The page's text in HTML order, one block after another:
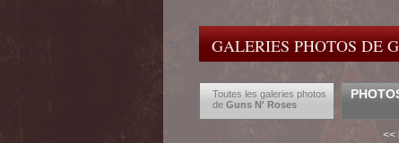
GALERIES PHOTOS DE
Toutes les galeries photos
de Guns N' Roses
<<